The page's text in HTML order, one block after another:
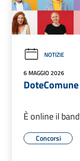
NOTIZIE
6 MAGGIO 2026
È online il
Concorsi